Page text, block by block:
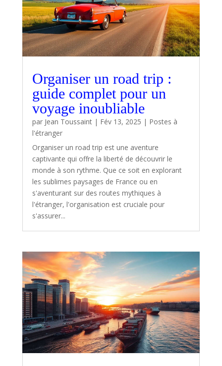
Organiser un road trip :
guide complet pour un
voyage inoubliable
par Jean Toussaint| Fév 13, 2025 | Postes à
l'étranger
Organiser un road trip est une aventure
captivante qui offre la liberté de découvrir le
monde à son rythme. Que ce soit en explorant
les sublimes paysages de France ou en
s'aventurant sur des routes mythiques à
l'étranger, l'organisation est cruciale pour
s'assurer...